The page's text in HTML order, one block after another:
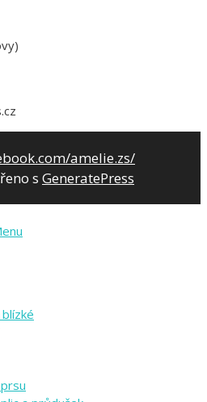
s GeneratePress